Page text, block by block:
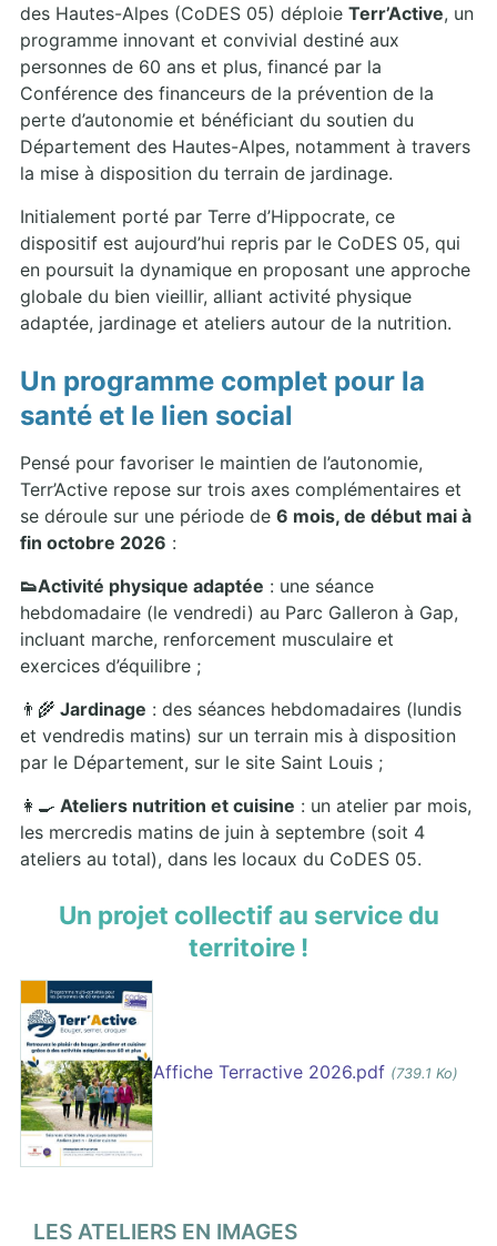
des Hautes-Alpes (CoDES 05) déploie Terr’Active, un
programme innovant et convivial destiné aux
personnes de 60 ans et plus, financé par la
Conférence des financeurs de la prévention de la
perte d’autonomie et bénéficiant du soutien du
Département des Hautes-Alpes, notamment à travers
la mise à disposition du terrain de jardinage.
Initialement porté par Terre d’Hippocrate, ce
dispositif est aujourd’hui repris par le CoDES 05, qui
en poursuit la dynamique en proposant une approche
globale du bien vieillir, alliant activité physique
adaptée, jardinage et ateliers autour de la nutrition.
Un programme complet pour la
santé et le lien social
Pensé pour favoriser le maintien de l’autonomie,
Terr’Active repose sur trois axes complémentaires et
se déroule sur une période de 6 mois, de début mai à
fin octobre 2026 :
👟Activité physique adaptée : une séance
hebdomadaire (le vendredi) au Parc Galleron à Gap,
incluant marche, renforcement musculaire et
exercices d’équilibre ;
👨‍🌾 Jardinage : des séances hebdomadaires (lundis
et vendredis matins) sur un terrain mis à disposition
par le Département, sur le site Saint Louis ;
👩‍🍳 Ateliers nutrition et cuisine : un atelier par mois,
les mercredis matins de juin à septembre (soit 4
ateliers au total), dans les locaux du CoDES 05.
Un projet collectif au service du
territoire !
Affiche Terractive 2026.pdf (739.1 Ko)
LES ATELIERS EN IMAGES